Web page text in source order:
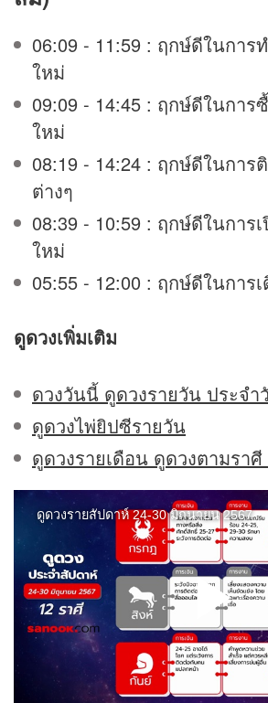
06:09 - 11:59 : ฤกษ์ดีในกา
ใหม่
09:09 - 14:45 : ฤกษ์ดีในกา
ใหม่
08:19 - 14:24 : ฤกษ์ดีในการ
ต่างๆ
08:39 - 10:59 : ฤกษ์ดีในการ
ใหม่
05:55 - 12:00 : ฤกษ์ดีในการ
ดูดวงเพิ่มเติม
ดวงวันนี้ ดูดวงรายวัน ประจำ
ดูดวงไพ่ยิปซีรายวัน
ดูดวงรายเดือน ดูดวงตามรา